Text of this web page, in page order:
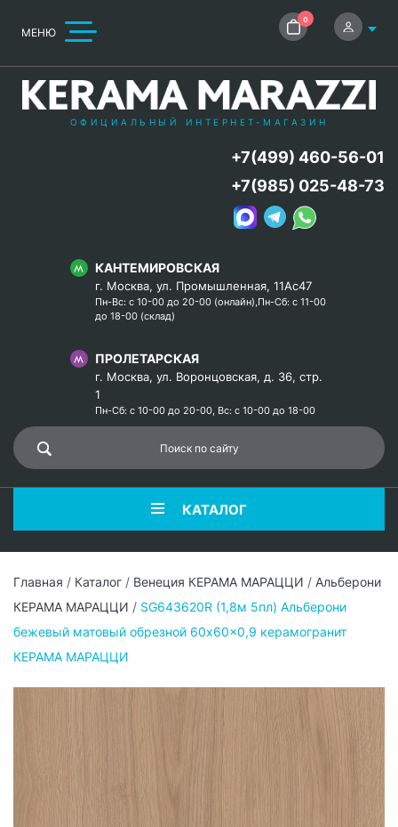
МЕНЮ
0
ОФИЦИАЛЬНЫЙ ИНТЕРНЕТ-МАГАЗИН
КАНТЕМИРОВСКАЯ
г. Москва, ул. Промышленная, 11Ас47
Пн-Вс: с 10-00 до 20-00 (онлайн),Пн-Сб: с 11-00
до 18-00 (склад)
ПРОЛЕТАРСКАЯ
г. Москва, ул. Воронцовская, д. 36, стр.
1
Пн-Сб: с 10-00 до 20-00, Вс: с 10-00 до 18-00
+7(499) 460-56-01
+7(985) 025-48-73
КАТАЛОГ
Главная / Каталог / Венеция КЕРАМА МАРАЦЦИ / Альберони
КЕРАМА МАРАЦЦИ / SG643620R (1,8м 5пл) Альберони
бежевый матовый обрезной 60x60x0,9 керамогранит
КЕРАМА МАРАЦЦИ